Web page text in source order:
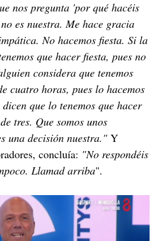
nos pregunta 'por qué hacéis
es nuestra. Me hace gracia
No hacemos fiesta. Si la
que hacer fiesta, pues no
considera que tenemos
cuatro horas, pues lo hacemos
que lo tenemos que hacer
tres. Que somos unos
una decisión nuestra."Y
concluía: "No respondéis
Llamad arriba".